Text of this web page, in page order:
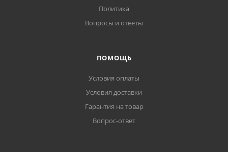
Политика
Вопросы и ответы
ПОМОЩЬ
Условия оплаты
Условия доставки
Гарантия на товар
Вопрос-ответ